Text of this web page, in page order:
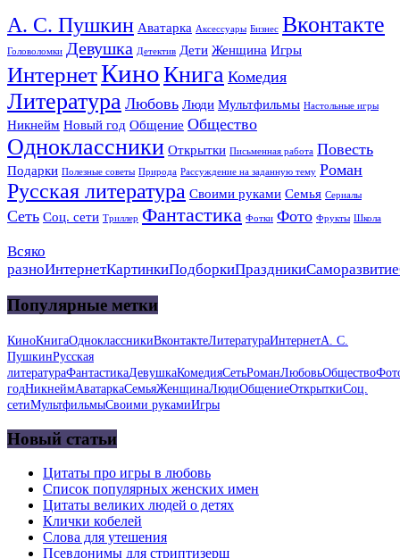
А. С. Пушкин Аватарка Аксессуары Бизнес Вконтакте
Головоломки Девушка Детектив Дети Женщина Игры
ИнтернетКиноКнига Комедия
Литература Любовь Люди Мультфильмы Настольные игры
Никнейм Новый год Общение Общество
Одноклассники Открытки Письменная работа Повесть
Подарки Полезные советы Природа Рассуждение на заданную тему Роман
Русская литература Своими руками Семья Сериалы
Сеть Соц. сети Триллер Фантастика Фотки Фото Фрукты Школа
Всяко
разноИнтернетКартинкиПодборкиПраздникиСаморазвитие
Популярные метки
КиноКнигаОдноклассникиВконтактеЛитератураИнтернетА. С.
ПушкинРусская
литератураФантастикаДевушкаКомедияСетьРоманЛюбовьОбщество
годНикнеймАватаркаСемьяЖенщинаЛюдиОбщениеОткрыткиСоц.
сетиМультфильмыСвоими рукамиИгры
Новый статьи
Цитаты про игры в любовь
Список популярных женских имен
Цитаты великих людей о детях
Клички кобелей
Слова для утешения
Псевдонимы для стриптизерш